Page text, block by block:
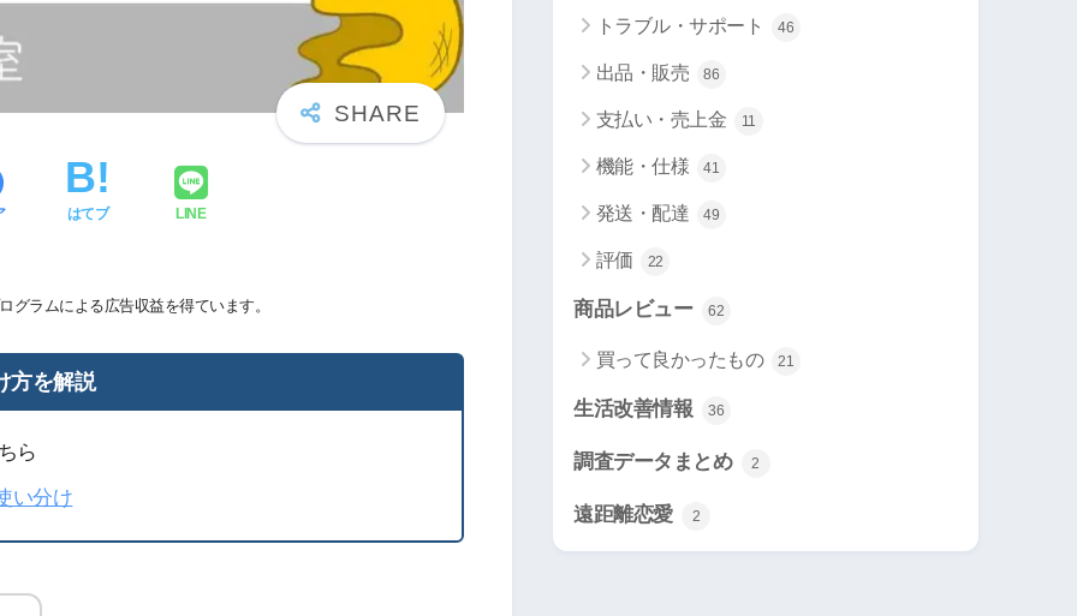
はてブ LINE
ラムによる広告収益を得ています。
方を解説
ら
い分け
トラブル・サポート 46
出品・販売 86
支払い・売上金 11
機能・仕様 41
発送・配達 49
評価 22
商品レビュー 62
買って良かったもの 21
生活改善情報 36
調査データまとめ 2
遠距離恋愛 2